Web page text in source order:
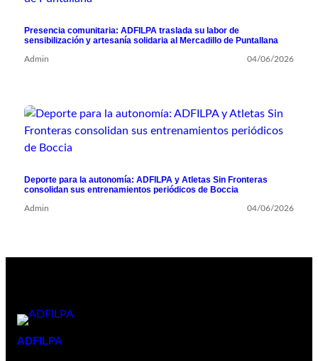
Presencia comunitaria: ADFILPA traslada su labor de
sensibilización y artesanía solidaria al Mercadillo de Puntallana
Admin 04/06/2026
Deporte para la autonomía: ADFILPA y Atletas Sin Fronteras
consolidan sus entrenamientos periódicos de Boccia
Admin 04/06/2026
ADFILPA